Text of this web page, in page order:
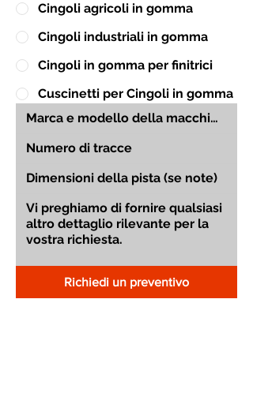
Cingoli agricoli in gomma
Cingoli industriali in gomma
Cingoli in gomma per finitrici
Cuscinetti per Cingoli in gomma
Richiedi un preventivo